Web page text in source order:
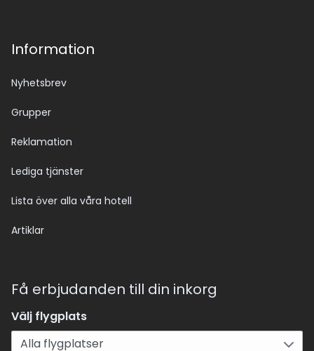
Information
Nyhetsbrev
Grupper
Reklamation
Lediga tjänster
Lista över alla våra hotell
Artiklar
Få erbjudanden till din inkorg
Välj flygplats